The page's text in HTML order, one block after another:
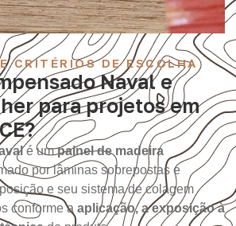
CRITÉRIOS DE ESCOLHA
Naval e
para projetos em
é umpainel de madeira
por lâminas sobrepostas e
e seu sistema de colagem
conforme a aplicação, a exposição à